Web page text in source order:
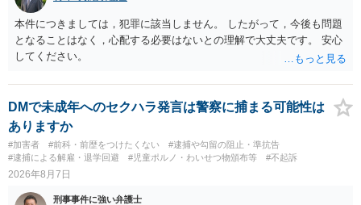
本件につきましては，犯罪に該当しません。 したがって，今後も問題
となることはなく，心配する必要はないとの理解で大丈夫です。 安心
してください。
DMで未成年へのセクハラ発言は警察に捕まる可能性は
ありますか
#加害者 #前科・前歴をつけたくない
#逮捕や勾留の阻止・準抗告
#逮捕による解雇・退学回避
#児童ポルノ・わいせつ物頒布等 #不起訴
2026年8月7日
刑事事件に強い弁護士